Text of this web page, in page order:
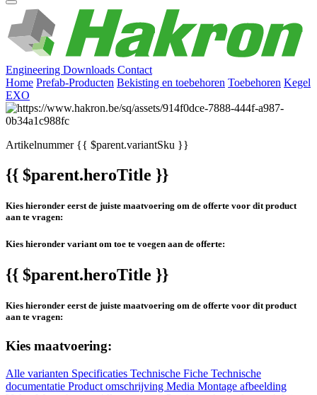
Engineering Downloads Contact
Home Prefab-Producten Bekisting en toebehoren Toebehoren Kegel
EXO
Artikelnummer{{ $parent.variantSku }}
{{ $parent.heroTitle }}
Kies hieronder eerst de juiste maatvoering om de offerte voor dit product
aan te vragen:
Kies hieronder variant om toe te voegen aan de offerte:
{{ $parent.heroTitle }}
Kies hieronder eerst de juiste maatvoering om de offerte voor dit product
aan te vragen:
Kies maatvoering:
Alle varianten Specificaties Technische Fiche Technische
documentatie Product omschrijving Media Montage afbeelding